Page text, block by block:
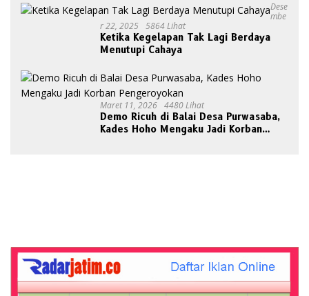
Dese
Mbe
R 22, 2025 5864 Lihat
Ketika Kegelapan Tak Lagi Berdaya
Menutupi Cahaya
Maret 11, 2026 4480 Lihat
Demo Ricuh di Balai Desa Purwasaba,
Kades Hoho Mengaku Jadi Korban